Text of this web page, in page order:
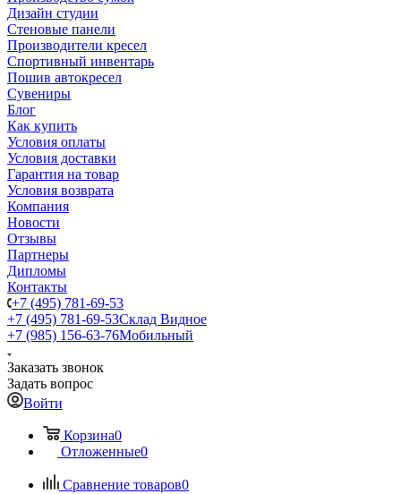
Дизайн студии
Стеновые панели
Производители кресел
Спортивный инвентарь
Пошив автокресел
Сувениры
Блог
Как купить
Условия оплаты
Условия доставки
Гарантия на товар
Условия возврата
Компания
Новости
Отзывы
Партнеры
Дипломы
Контакты
+7 (495) 781-69-53
+7 (495) 781-69-53Склад Видное
+7 (985) 156-63-76Мобильный
Заказать звонок
Задать вопрос
Войти
Корзина0
Отложенные0
Сравнение товаров0